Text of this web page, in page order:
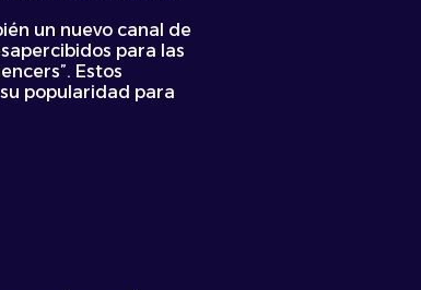
un nuevo canal de
para las
Estos
popularidad para